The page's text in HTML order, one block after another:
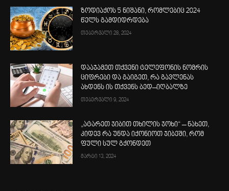
ზოდიაქოს 5 ნიშანი, რომლებიც 2024
წელს გამდიდრდება
თებერვალი 28, 2024
დააჯამეთ თქვენი ტელეფონის ნომრის
ციფრები და გაიგეთ, რა გავლენას
ახდენს ის თქვენს ბედ–იღბალზე
თებერვალი 9, 2024
„ატარეთ ჯიბით თხილის ჯოხი“ – ნახეთ,
კიდევ რა უნდა იქონიოთ ჯიბეში, რომ
ფული სულ გქონდეთ
მარტი 13, 2024